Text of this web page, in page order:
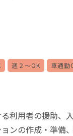
週２～OK 車通勤
利用者の援助、
ンの作成・準備